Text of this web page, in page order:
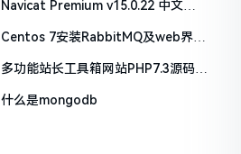
Navicat Premium v15.0.22 中文最
Centos 7安装RabbitMQ及web界面
多功能站长工具箱网站PHP7.3源码安
什么是mongodb